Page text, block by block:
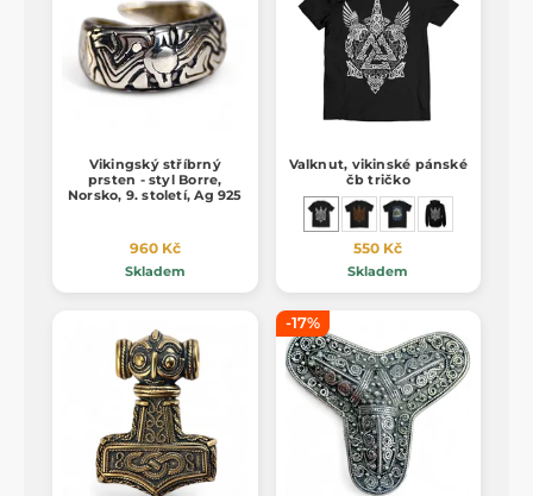
Vikingský stříbrný
prsten - styl Borre,
Norsko, 9. století, Ag 925
960 Kč
Skladem
Valknut, vikinské pánské
čb tričko
550 Kč
Skladem
-17%